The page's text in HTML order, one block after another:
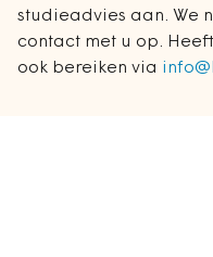
studieadvies aan. We
contact met u op.
ook bereiken via